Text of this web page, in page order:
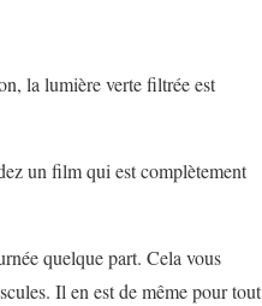
la lumière verte filtrée est
un film qui est complètement
quelque part. Cela vous
Il en est de même pour tout